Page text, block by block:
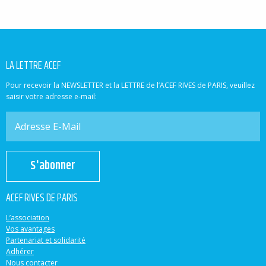
LA LETTRE ACEF
Pour recevoir la NEWSLETTER et la LETTRE de l’ACEF RIVES de PARIS, veuillez
saisir votre adresse e-mail:
S'abonner
ACEF RIVES DE PARIS
L’association
Vos avantages
Partenariat et solidarité
Adhérer
Nous contacter